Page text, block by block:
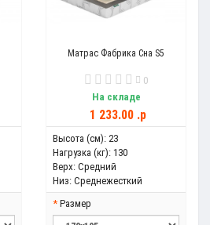
Матрас Фабрика Сна S5
0
На складе
1 233.00 .p
Высота (см): 23
Нагрузка (кг): 130
Верх: Средний
Низ: Среднежесткий
Размер